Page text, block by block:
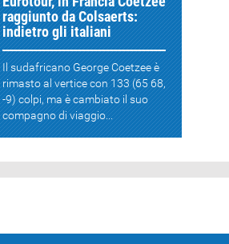
raggiunto da Colsaerts:
indietro gli italiani
Il sudafricano George Coetzee è
rimasto al vertice con 133 (65 68,
-9) colpi, ma è cambiato il suo
compagno di viaggio...